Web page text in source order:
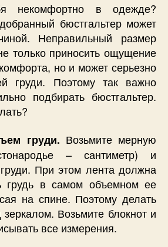
некомфортно в одежде?
бюстгальтер может
Неправильный размер
только приносить ощущение
но и может серьезно
груди. Поэтому так важно
подбирать бюстгальтер.
груди. Возьмите мерную
– сантиметр) и
При этом лента должна
грудь в самом объемном ее
на спине. Поэтому делать
Возьмите блокнот и
все измерения.